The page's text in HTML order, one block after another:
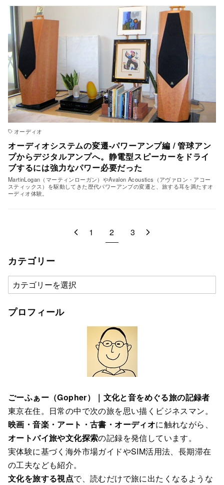
オーディオ
オーディオシステムの変遷-パワーアンプ編 / 管球アン
プからデジタルアンプへ。静電型スピーカーをドライ
ブするには強力なパワー必要だった
MartinLogan（マーティンローガン）やAvalon Acoustics（アヴァロン・アコー
スティックス）を駆動してきた歴代パワーアンプの変遷と、旅する耳を満たすオ
ーディオ体験。
1 2 3
カテゴリー
カ
テ
ゴ
プロフィール
ごーふぁー（Gopher）｜文化と音をめぐる旅の記録者
東京在住。日常の中で次の旅を思い描くビジネスマン。
映画・音楽・アート・古書・オーディオに触れながら、
オートバイ旅や文化探索の記録を発信しています。
実体験に基づく海外市場ガイドやSIM活用法、長期滞在
の工夫なども紹介。
文化を旅する視点で、読むだけで旅に出たくなるような